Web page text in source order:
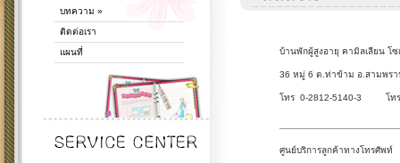
บทความ »
ติดต่อเรา
แผนที่ บ้านพักผู้สูงอายุ คามิลเลียน โ
36 หมู่ 6 ต.ท่าข้าม อ.สามพร
โทร 0-2812-5140-3 โ
ศูนย์บริการลูกค้าทางโทรศั